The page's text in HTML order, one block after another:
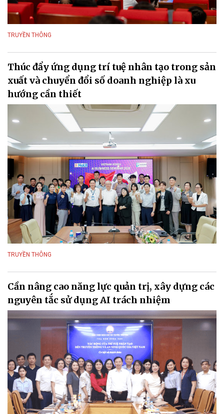
TRUYỀN THÔNG
Thúc đẩy ứng dụng trí tuệ nhân tạo trong sản
xuất và chuyển đổi số doanh nghiệp là xu
hướng cần thiết
TRUYỀN THÔNG
Cần nâng cao năng lực quản trị, xây dựng các
nguyên tắc sử dụng AI trách nhiệm